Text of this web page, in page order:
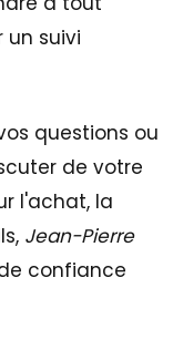
un suivi
questions ou
de votre
l'achat, la
Jean-Pierre
confiance